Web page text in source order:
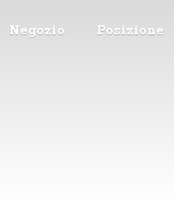
Negozio Posizione